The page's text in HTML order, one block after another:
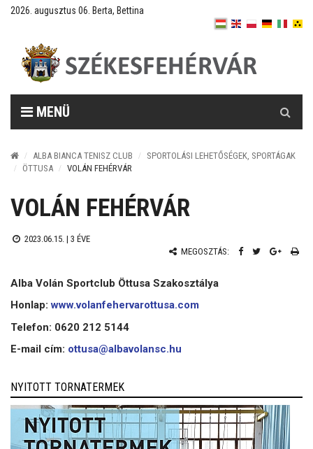
2026. augusztus 06. Berta, Bettina
MENÜ
ALBA BIANCA TENISZ CLUB
SPORTOLÁSI LEHETŐSÉGEK, SPORTÁGAK
ÖTTUSA
VOLÁN FEHÉRVÁR
VOLÁN FEHÉRVÁR
2023.06.15. | 3 ÉVE
MEGOSZTÁS:
Alba Volán Sportclub Öttusa Szakosztálya
Honlap:www.volanfehervarottusa.com
Telefon: 0620 212 5144
E-mail cím: ottusa@albavolansc.hu
NYITOTT TORNATERMEK